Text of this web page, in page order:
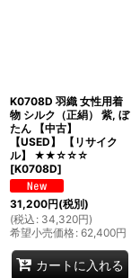
K0708D 羽織 女性用着
物 シルク（正絹） 紫, ぼ
たん 【中古】
【USED】 【リサイク
ル】 ★★☆☆☆
[K0708D]
31,200円(税別)
(税込 : 34,320円)
希望小売価格: 62,400円
カートに入れる